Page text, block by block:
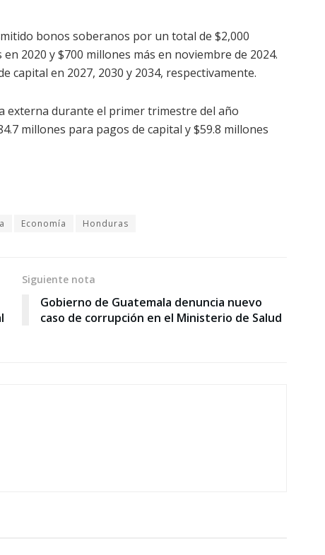
bonos soberanos por un total de $2,000
2020 y $700 millones más en noviembre de 2024.
capital en 2027, 2030 y 2034, respectivamente.
externa durante el primer trimestre del año
millones para pagos de capital y $59.8 millones
Economía Honduras
Siguiente nota
Gobierno de Guatemala denuncia nuevo
caso de corrupción en el Ministerio de Salud